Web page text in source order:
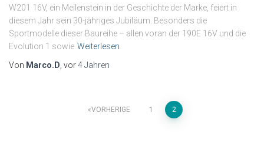
W201 16V, ein Meilenstein in der Geschichte der Marke, feiert in
diesem Jahr sein 30-jähriges Jubiläum. Besonders die
Sportmodelle dieser Baureihe – allen voran der 190E 16V und die
Evolution 1 sowie Weiterlesen
Von Marco.D , vor4 Jahren
Seitennummerierung
VORHERIGE 1 2